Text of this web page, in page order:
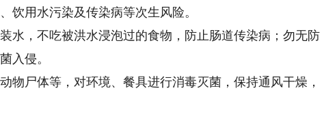
用水污染及传染病等次生风险。
，不吃被洪水浸泡过的食物，防止肠道传染病；勿无防
入侵。
尸体等，对环境、餐具进行消毒灭菌，保持通风干燥，